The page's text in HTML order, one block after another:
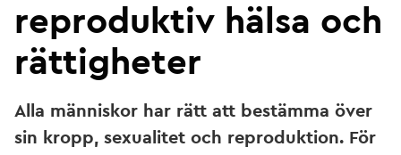
reproduktiv hälsa och
rättigheter
Alla människor har rätt att bestämma över
sin kropp, sexualitet och reproduktion. För